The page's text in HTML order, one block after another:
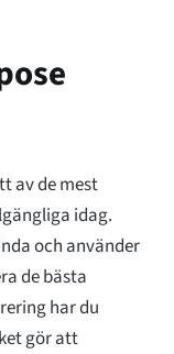
av de mest
idag.
och använder
de bästa
har du
gör att